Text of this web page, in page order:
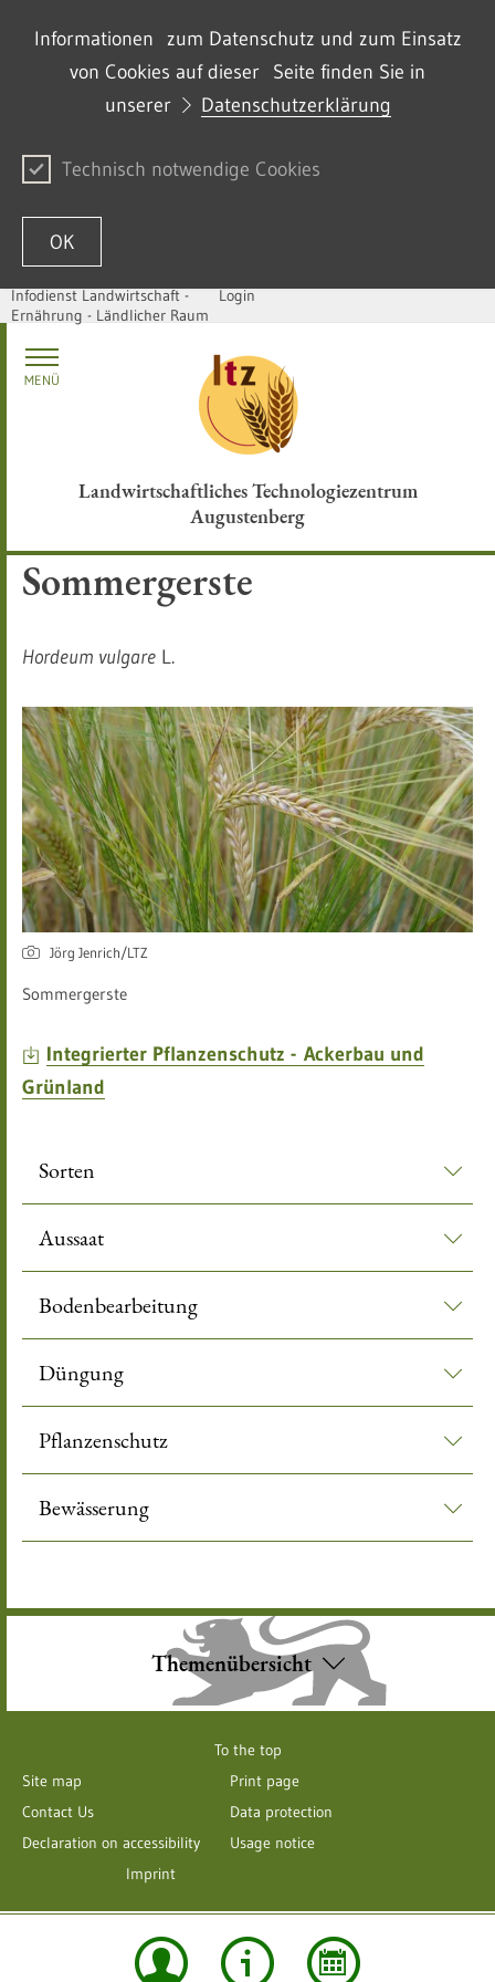
Informationen zum Datenschutz und zum Einsatz
von Cookies auf dieser Seite finden Sie in
unserer
Datenschutzerklärung
Technisch notwendige Cookies
OK
Skip to content
Infodienst Landwirtschaft -
Ernährung - Ländlicher Raum
Login
Landwirtschaftliches Technologiezentrum
Augustenberg
MENÜ
Sommergerste
Hordeum vulgare L.
Jörg Jenrich/LTZ
​​Sommergerste
Integrierter Pflanzenschutz - Ackerbau und
Grünland
Sorten
Aussaat
Bodenbearbeitung
Düngung
Pflanzenschutz
Bewässerung
Themenübersicht
To the top
Site map
Print page
Contact Us
Data protection
Declaration on accessibility
Usage notice
Imprint